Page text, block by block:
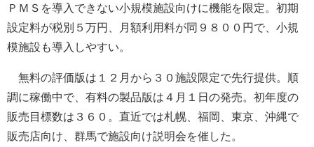
ＰＭＳを導入できない小規模施設向けに機能を限定。初期
設定料が税別５万円、月額利用料が同９８００円で、小規
模施設も導入しやすい。
無料の評価版は１２月から３０施設限定で先行提供。順
調に稼働中で、有料の製品版は４月１日の発売。初年度の
販売目標数は３６０。直近では札幌、福岡、東京、沖縄で
販売店向け、群馬で施設向け説明会を催した。